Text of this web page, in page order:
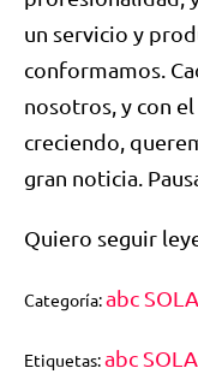
un servicio y
conformamos.
nosotros, y con
creciendo,
gran noticia.
Quiero seguir
Categoría:abc
Etiquetas:abc